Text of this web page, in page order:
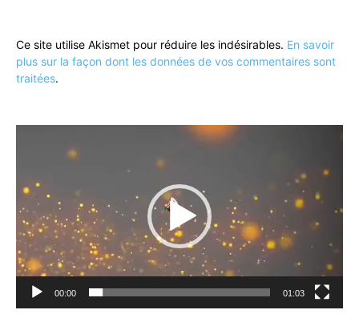
Ce site utilise Akismet pour réduire les indésirables. En savoir
plus sur la façon dont les données de vos commentaires sont
traitées.
00:00 01:03